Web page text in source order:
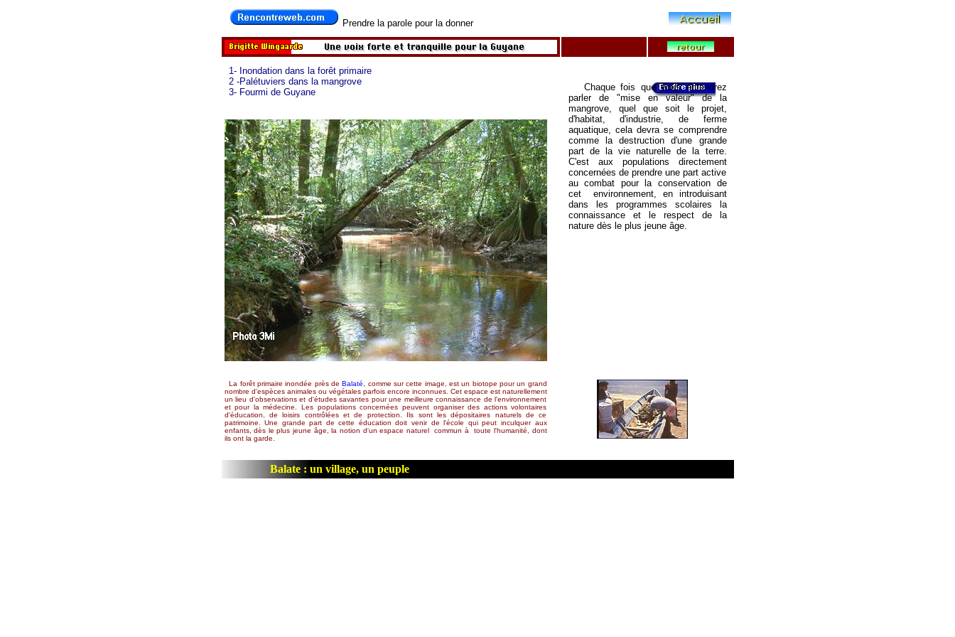
Prendre la parole pour la donner
1- Inondation dans la forêt primaire
2 -Palétuviers dans la mangrove
3- Fourmi de Guyane
Chaque fois que vous entendrez
parler de "mise en valeur" de la
mangrove, quel que soit le projet,
d'habitat, d'industrie, de ferme
aquatique, cela devra se comprendre
comme la destruction d'une grande
part de la vie naturelle de la terre.
C'est aux populations directement
concernées de prendre une part active
au combat pour la conservation de
cet environnement, en introduisant
dans les programmes scolaires la
connaissance et le respect de la
nature dès le plus jeune âge.
La forêt primaire inondée près deBalaté
, comme sur cette image, est un biotope pour un grand
nombre d'espèces animales ou végétales parfois encore inconnues. Cet espace est naturellement
un lieu d'observations et d'études savantes pour une meilleure connaissance de l'environnement
et pour la médecine. Les populations concernées peuvent organiser des actions volontaires
d'éducation, de loisirs contrôlées et de protection. Ils sont les dépositaires naturels de ce
patrimoine. Une grande part de cette éducation doit venir de l'école qui peut inculquer aux
enfants, dès le plus jeune âge, la notion d'un espace naturel commun à toute l'humanité, dont
ils ont la garde.
Balate : un village, un peuple